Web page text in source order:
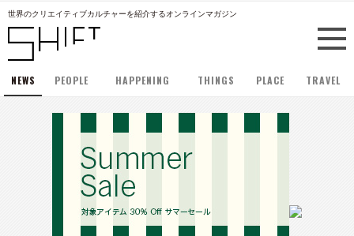
世界のクリエイティブカルチャーを紹介するオンラインマガジン
NEWS PEOPLE HAPPENING THINGS PLACE TRAVEL